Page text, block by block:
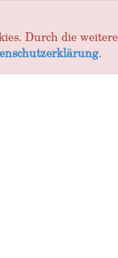
Durch die
.